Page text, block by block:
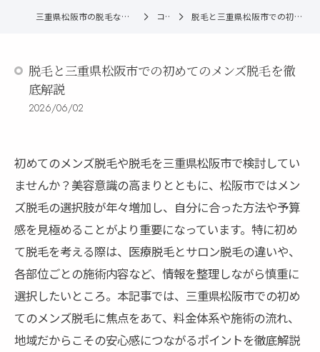
三重県松阪市の脱毛ならメンズ脱毛ZERO松阪店 コラム 脱毛と三重県松阪市での初めてのメンズ脱毛を徹底解説
脱毛と三重県松阪市での初めてのメンズ脱毛を徹
底解説
2026/06/02
初めてのメンズ脱毛や脱毛を三重県松阪市で検討してい
ませんか？美容意識の高まりとともに、松阪市ではメン
ズ脱毛の選択肢が年々増加し、自分に合った方法や予算
感を見極めることがより重要になっています。特に初め
て脱毛を考える際は、医療脱毛とサロン脱毛の違いや、
各部位ごとの施術内容など、情報を整理しながら慎重に
選択したいところ。本記事では、三重県松阪市での初め
てのメンズ脱毛に焦点をあて、料金体系や施術の流れ、
地域だからこその安心感につながるポイントを徹底解説